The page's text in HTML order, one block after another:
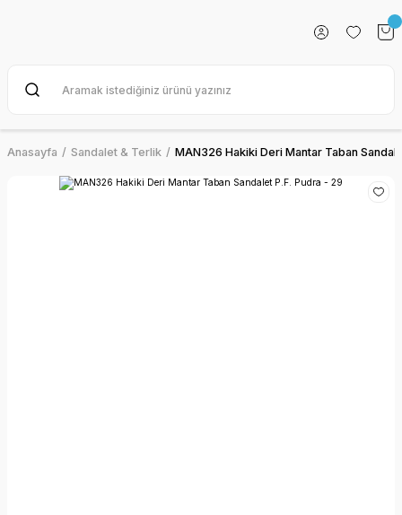
Anasayfa Sandalet & Terlik MAN326 Hakiki Deri Mantar Taban